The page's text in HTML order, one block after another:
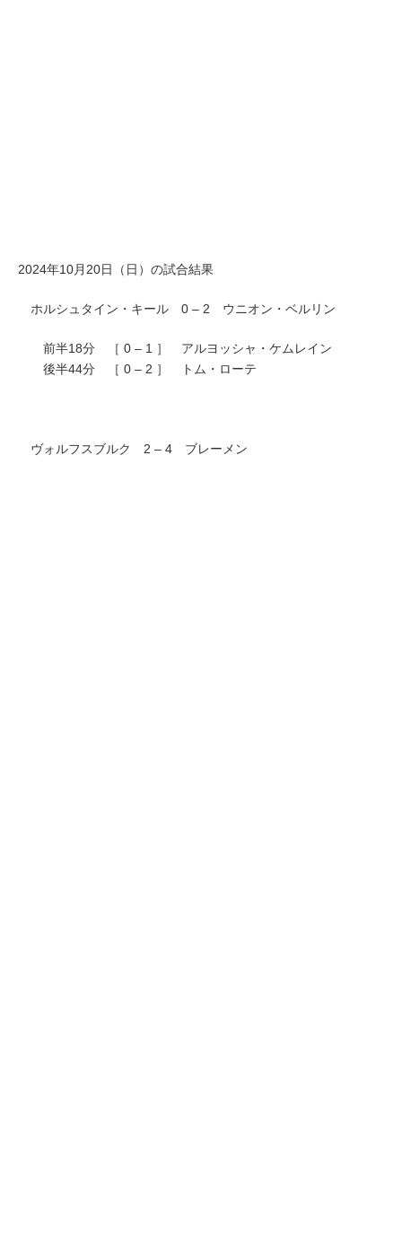
2024年10月20日（日）の試合結果
ホルシュタイン・キール 0 – 2 ウニオン・ベルリン
前半18分 ［ 0 – 1 ］ アルヨッシャ・ケムレイン
後半44分 ［ 0 – 2 ］ トム・ローテ
ヴォルフスブルク 2 – 4 ブレーメン